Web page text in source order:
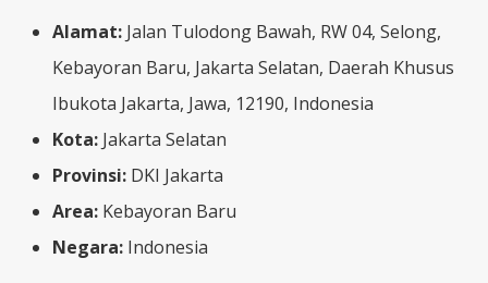
Alamat: Jalan Tulodong Bawah, RW 04, Selong,
Kebayoran Baru, Jakarta Selatan, Daerah Khusus
Ibukota Jakarta, Jawa, 12190, Indonesia
Kota: Jakarta Selatan
Provinsi: DKI Jakarta
Area: Kebayoran Baru
Negara: Indonesia